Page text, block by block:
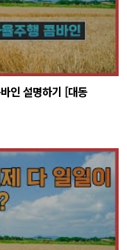
인 설명하기 [대동